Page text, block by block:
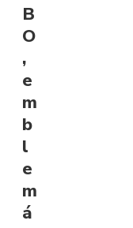
B
O
,
e
m
b
l
e
m
á